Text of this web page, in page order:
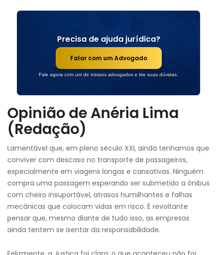
Precisa de ajuda jurídica?
Falar com um Advogado
Fale agora com um de nossos advogados e tire suas dúvidas.
Opinião de Anéria Lima
(Redação)
Lamentável que, em pleno século XXI, ainda tenhamos que
conviver com descaso no transporte de passageiros,
especialmente em viagens longas e cansativas. Ninguém
compra uma passagem esperando ser submetido a ônibus
com cheiro insuportável, atrasos humilhantes e falhas
mecânicas que colocam vidas em risco. É revoltante
pensar que, mesmo diante de tudo isso, as empresas
ainda tentem se isentar da responsabilidade.